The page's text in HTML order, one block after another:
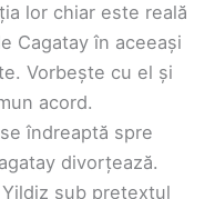
lor chiar este reală
Cagatay în aceeași
Vorbește cu el și
acord.
îndreaptă spre
divorțează.
sub pretextul